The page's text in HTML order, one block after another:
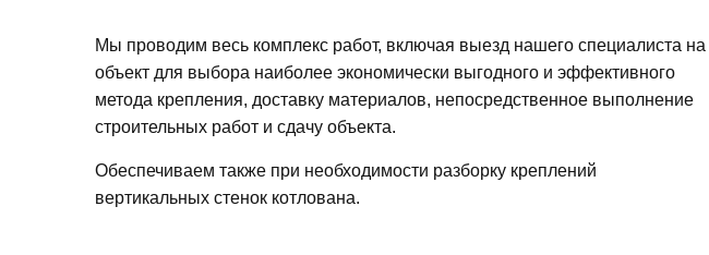
Мы проводим весь комплекс работ, включая выезд нашего специалиста на
объект для выбора наиболее экономически выгодного и эффективного
метода крепления, доставку материалов, непосредственное выполнение
строительных работ и сдачу объекта.
Обеспечиваем также при необходимости разборку креплений
вертикальных стенок котлована.